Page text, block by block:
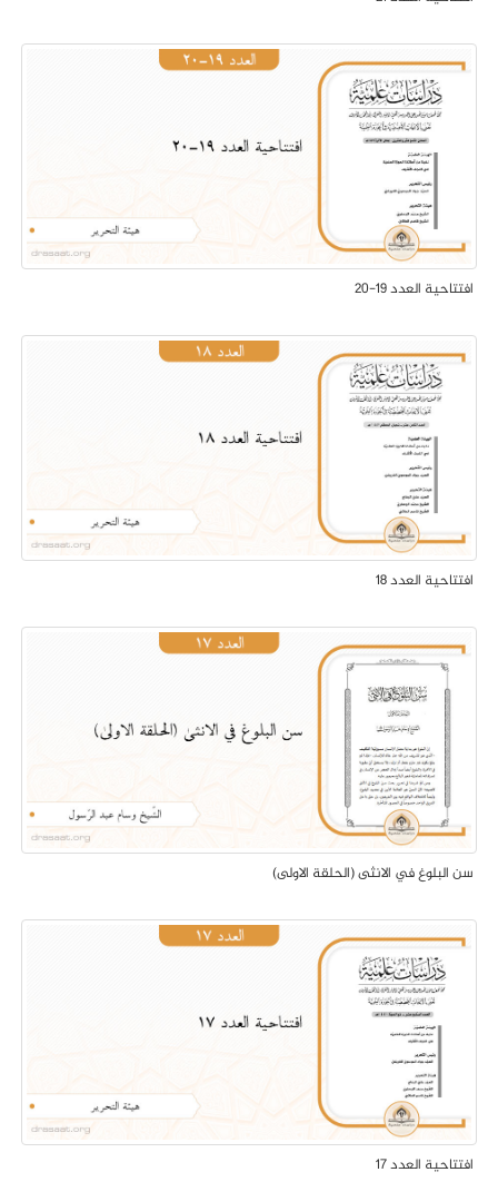
افتتاحية العدد 19-20
افتتاحية العدد 18
سن البلوغ في الانثى (الحلقة الاولى)
افتتاحية العدد 17